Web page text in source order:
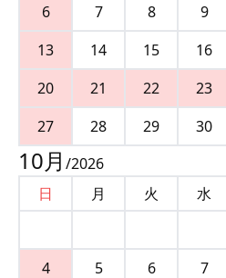
6
7 8 9
13
14 15 16
20
21 22 23
27
28 29 30
10月 /2026
日
月 火 水
4
5 6 7